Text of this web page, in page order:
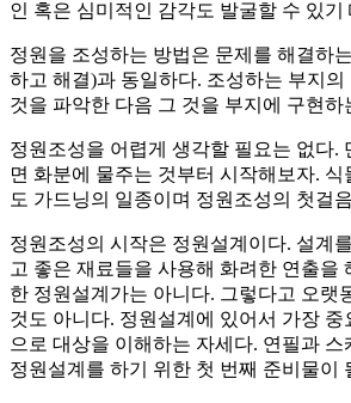
인 혹은 심미적인 감각도 발굴할 수 있기
정원을 조성하는 방법은 문제를 해결하
하고 해결)과 동일하다. 조성하는 부지
것을 파악한 다음 그 것을 부지에 구현하
정원조성을 어렵게 생각할 필요는 없다.
면 화분에 물주는 것부터 시작해보자. 식
도 가드닝의 일종이며 정원조성의 첫걸
정원조성의 시작은 정원설계이다. 설계
고 좋은 재료들을 사용해 화려한 연출을
한 정원설계가는 아니다. 그렇다고 오랫
것도 아니다. 정원설계에 있어서 가장 중
으로 대상을 이해하는 자세다. 연필과 스
정원설계를 하기 위한 첫 번째 준비물이